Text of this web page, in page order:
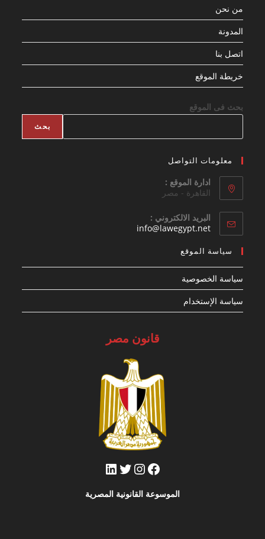
من نحن
المدونة
اتصل بنا
خريطة الموقع
بحث فى الموقع
بحث
معلومات التواصل
ادارة الموقع :
القاهرة - مصر
البريد الالكتروني :
info@lawegypt.net
سياسة الموقع
سياسة الخصوصية
سياسة الإستخدام
قانون مصر
فيسبوكإنستجرام
تويتر لينكد إن
الموسوعة القانونية المصرية